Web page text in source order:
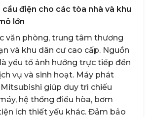
điện cho các tòa nhà và khu
lớn
văn phòng, trung tâm thương
và khu dân cư cao cấp. Nguồn
yếu tố ảnh hưởng trực tiếp đến
vụ và sinh hoạt. Máy phát
giúp duy trì chiếu
hệ thống điều hòa, bơm
ích thiết yếu khác. Đảm bảo